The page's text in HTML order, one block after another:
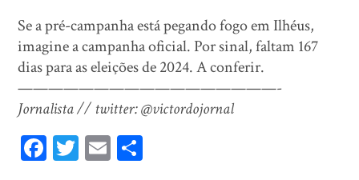
Se a pré-campanha está pegando fogo em Ilhéus,
imagine a campanha oficial. Por sinal, faltam 167
dias para as eleições de 2024. A conferir.
—————————————————-
Jornalista // twitter: @victordojornal
Fa T E